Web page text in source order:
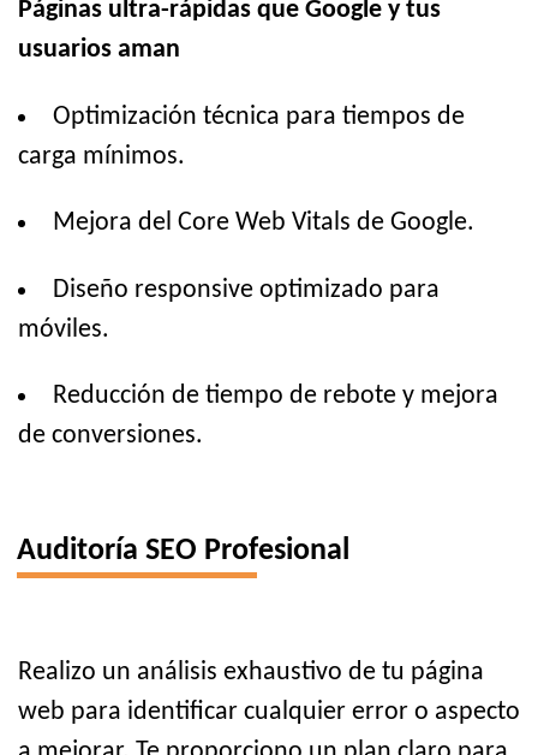
Páginas ultra-rápidas que Google y tus
usuarios aman
Optimización técnica para tiempos de
carga mínimos.
Mejora del Core Web Vitals de Google.
Diseño responsive optimizado para
móviles.
Reducción de tiempo de rebote y mejora
de conversiones.
Auditoría SEO Profesional
Realizo un análisis exhaustivo de tu página
web para identificar cualquier error o aspecto